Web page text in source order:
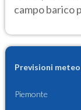
campo barico
Previsioni
Piemonte